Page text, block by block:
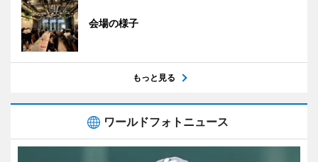
会場の様子
もっと見る
ワールドフォトニュース